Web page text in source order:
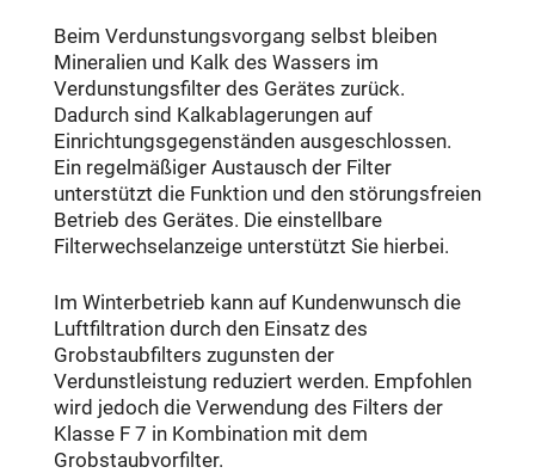
Beim Verdunstungsvorgang selbst bleiben
Mineralien und Kalk des Wassers im
Verdunstungsfilter des Gerätes zurück.
Dadurch sind Kalkablagerungen auf
Einrichtungsgegenständen ausgeschlossen.
Ein regelmäßiger Austausch der Filter
unterstützt die Funktion und den störungsfreien
Betrieb des Gerätes. Die einstellbare
Filterwechselanzeige unterstützt Sie hierbei.
Im Winterbetrieb kann auf Kundenwunsch die
Luftfiltration durch den Einsatz des
Grobstaubfilters zugunsten der
Verdunstleistung reduziert werden. Empfohlen
wird jedoch die Verwendung des Filters der
Klasse F 7 in Kombination mit dem
Grobstaubvorfilter.